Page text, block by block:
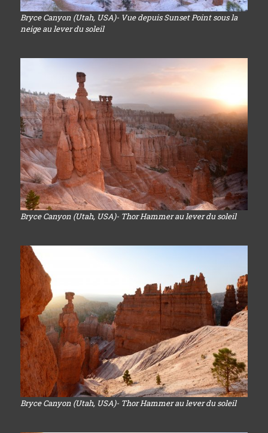
Bryce Canyon (Utah, USA)- Vue depuis Sunset Point sous la
neige au lever du soleil
Bryce Canyon (Utah, USA)- Thor Hammer au lever du soleil
Bryce Canyon (Utah, USA)- Thor Hammer au lever du soleil